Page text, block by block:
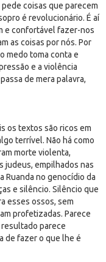
coisas que parecem
é revolucionário. É aí
e confortável fazer-nos
as coisas por nós. Por
medo toma conta e
e a violência
de mera palavra,
os textos são ricos em
terrível. Não há como
morte violenta,
judeus, empilhados nas
Ruanda no genocídio da
e silêncio. Silêncio que
esses ossos, sem
profetizadas. Parece
resultado parece
de fazer o que lhe é